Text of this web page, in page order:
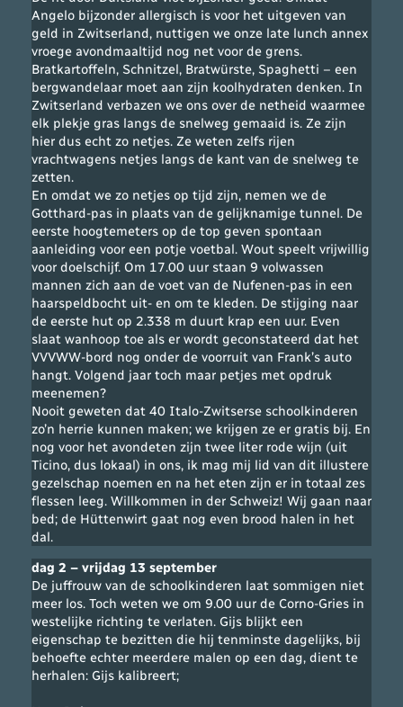
Angelo bijzonder allergisch is voor het uitgeven van
geld in Zwitserland, nuttigen we onze late lunch annex
vroege avondmaaltijd nog net voor de grens.
Bratkartoffeln, Schnitzel, Bratwürste, Spaghetti – een
bergwandelaar moet aan zijn koolhydraten denken. In
Zwitserland verbazen we ons over de netheid waarmee
elk plekje gras langs de snelweg gemaaid is. Ze zijn
hier dus echt zo netjes. Ze weten zelfs rijen
vrachtwagens netjes langs de kant van de snelweg te
zetten.
En omdat we zo netjes op tijd zijn, nemen we de
Gotthard-pas in plaats van de gelijknamige tunnel. De
eerste hoogtemeters op de top geven spontaan
aanleiding voor een potje voetbal. Wout speelt vrijwillig
voor doelschijf. Om 17.00 uur staan 9 volwassen
mannen zich aan de voet van de Nufenen-pas in een
haarspeldbocht uit- en om te kleden. De stijging naar
de eerste hut op 2.338 m duurt krap een uur. Even
slaat wanhoop toe als er wordt geconstateerd dat het
VVVWW-bord nog onder de voorruit van Frank’s auto
hangt. Volgend jaar toch maar petjes met opdruk
meenemen?
Nooit geweten dat 40 Italo-Zwitserse schoolkinderen
zo’n herrie kunnen maken; we krijgen ze er gratis bij. En
nog voor het avondeten zijn twee liter rode wijn (uit
Ticino, dus lokaal) in ons, ik mag mij lid van dit illustere
gezelschap noemen en na het eten zijn er in totaal zes
flessen leeg. Willkommen in der Schweiz! Wij gaan naar
bed; de Hüttenwirt gaat nog even brood halen in het
dal.
dag 2 – vrijdag 13 september
De juffrouw van de schoolkinderen laat sommigen niet
meer los. Toch weten we om 9.00 uur de Corno-Gries in
westelijke richting te verlaten. Gijs blijkt een
eigenschap te bezitten die hij tenminste dagelijks, bij
behoefte echter meerdere malen op een dag, dient te
herhalen: Gijs kalibreert;